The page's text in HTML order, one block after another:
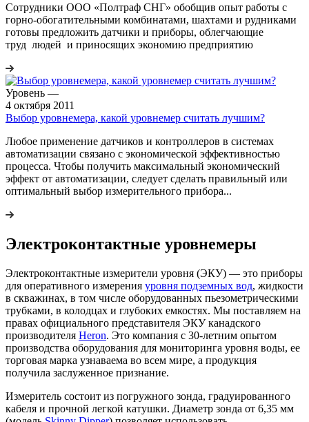
Сотрудники ООО «Полтраф СНГ» обобщив опыт работы с
горно-обогатительными комбинатами, шахтами и рудниками
готовы предложить датчики и приборы, облегчающие
труд людей и приносящих экономию предприятию
Уровень —
4 октября 2011
Выбор уровнемера, какой уровнемер считать лучшим?
Любое применение датчиков и контроллеров в системах
автоматизации связано с экономической эффективностью
процесса. Чтобы получить максимальный экономический
эффект от автоматизации, следует сделать правильный или
оптимальный выбор измерительного прибора...
Электроконтактные уровнемеры
Электроконтактные измерители уровня (ЭКУ) — это приборы
для оперативного измерения уровня подземных вод, жидкости
в скважинах, в том числе оборудованных пьезометрическими
трубками, в колодцах и глубоких емкостях. Мы поставляем на
правах официального представителя ЭКУ канадского
производителя Heron. Это компания с 30-летним опытом
производства оборудования для мониторинга уровня воды, ее
торговая марка узнаваема во всем мире, а продукция
получила заслуженное признание.
Измеритель состоит из погружного зонда, градуированного
кабеля и прочной легкой катушки. Диаметр зонда от 6,35 мм